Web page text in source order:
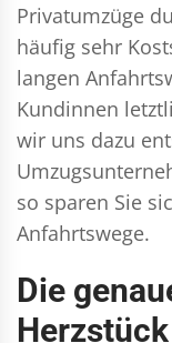
Privatumzüge
häufig sehr
langen
Kundinnen
wir uns dazu
so sparen Sie
Anfahrtswege.
Die